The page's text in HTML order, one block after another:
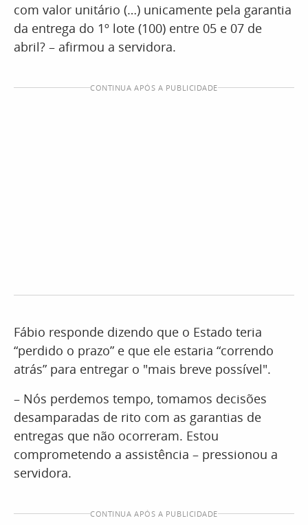
com valor unitário (…) unicamente pela garantia
da entrega do 1º lote (100) entre 05 e 07 de
abril? – afirmou a servidora.
CONTINUA APÓS A PUBLICIDADE
Fábio responde dizendo que o Estado teria
“perdido o prazo” e que ele estaria “correndo
atrás” para entregar o "mais breve possível".
– Nós perdemos tempo, tomamos decisões
desamparadas de rito com as garantias de
entregas que não ocorreram. Estou
comprometendo a assistência – pressionou a
servidora.
CONTINUA APÓS A PUBLICIDADE